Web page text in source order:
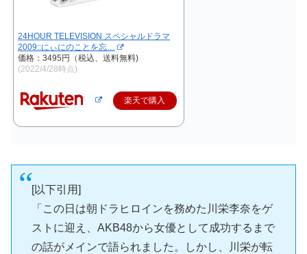
24HOUR TELEVISION スペシャルドラマ
2009::にぃにのことを忘…
価格：3495円（税込、送料無料)
(2022/4/28時点)
楽天で購入
[以下引用]
「この日は朝ドラヒロインを務めた川栄李奈をゲ
ストに迎え、AKB48から女優として成功するまで
の話がメインで語られました。しかし、川栄が転